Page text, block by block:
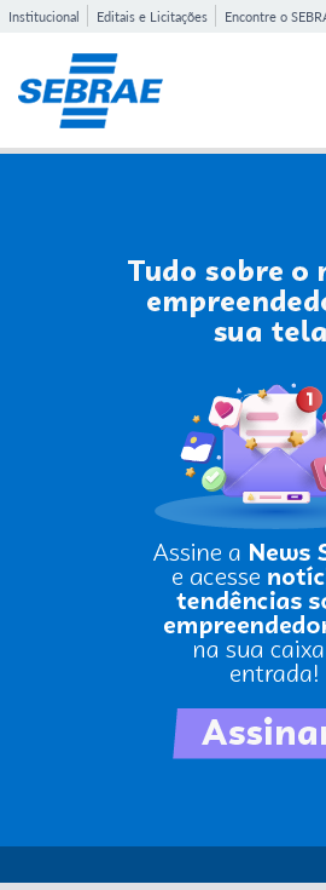
Institucional Editais e Licitações Encontre o